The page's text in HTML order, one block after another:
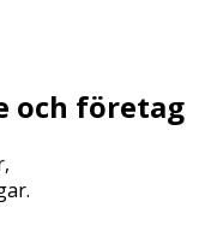
och företag